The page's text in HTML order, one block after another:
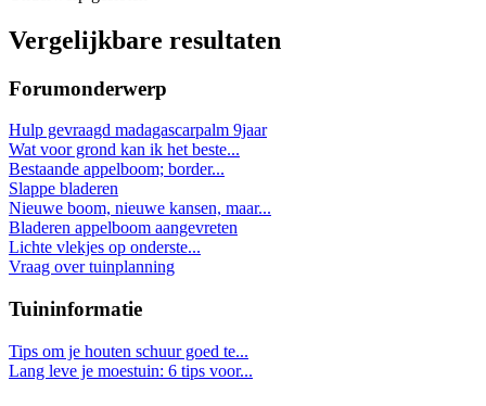
Vergelijkbare resultaten
Forumonderwerp
Hulp gevraagd madagascarpalm 9jaar
Wat voor grond kan ik het beste...
Bestaande appelboom; border...
Slappe bladeren
Nieuwe boom, nieuwe kansen, maar...
Bladeren appelboom aangevreten
Lichte vlekjes op onderste...
Vraag over tuinplanning
Tuininformatie
Tips om je houten schuur goed te...
Lang leve je moestuin: 6 tips voor...